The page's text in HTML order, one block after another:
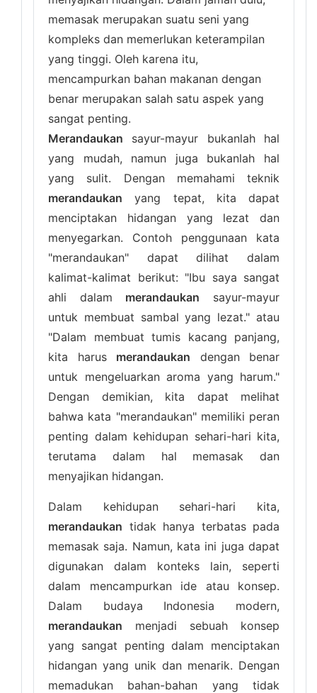
memasak merupakan suatu seni yang
kompleks dan memerlukan keterampilan
yang tinggi. Oleh karena itu,
mencampurkan bahan makanan dengan
benar merupakan salah satu aspek yang
sangat penting.
Merandaukan sayur-mayur bukanlah hal
yang mudah, namun juga bukanlah hal
yang sulit. Dengan memahami teknik
merandaukan yang tepat, kita dapat
menciptakan hidangan yang lezat dan
menyegarkan. Contoh penggunaan kata
"merandaukan" dapat dilihat dalam
kalimat-kalimat berikut: "Ibu saya sangat
ahli dalam merandaukan sayur-mayur
untuk membuat sambal yang lezat." atau
"Dalam membuat tumis kacang panjang,
kita harus merandaukan dengan benar
untuk mengeluarkan aroma yang harum."
Dengan demikian, kita dapat melihat
bahwa kata "merandaukan" memiliki peran
penting dalam kehidupan sehari-hari kita,
terutama dalam hal memasak dan
menyajikan hidangan.
Dalam kehidupan sehari-hari kita,
merandaukan tidak hanya terbatas pada
memasak saja. Namun, kata ini juga dapat
digunakan dalam konteks lain, seperti
dalam mencampurkan ide atau konsep.
Dalam budaya Indonesia modern,
merandaukan menjadi sebuah konsep
yang sangat penting dalam menciptakan
hidangan yang unik dan menarik. Dengan
memadukan bahan-bahan yang tidak